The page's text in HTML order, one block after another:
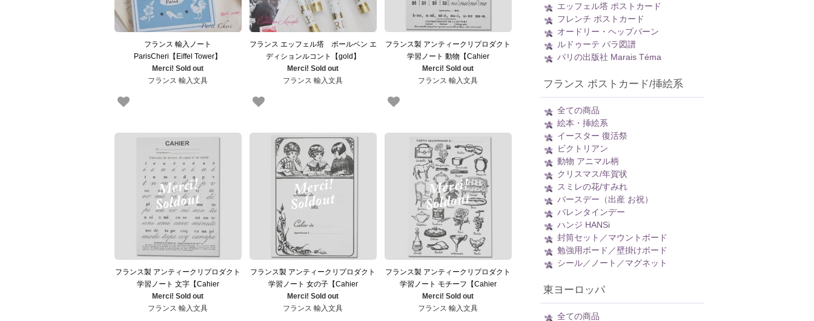
フランス 輸入ノート
ParisCheri【Eiffel Tower】
Merci! Sold out
フランス 輸入文具
フランス エッフェル塔 ボールペン エ
ディションルコント【gold】
Merci! Sold out
フランス 輸入文具
フランス製 アンティークリプロダクト
学習ノート 動物【Cahier
d'exercices】
Merci! Sold out
フランス 輸入文具
フランス製 アンティークリプロダクト
学習ノート 文字【Cahier
d'exercices】
Merci! Sold out
フランス 輸入文具
フランス製 アンティークリプロダクト
学習ノート 女の子【Cahier
d'exercices】
Merci! Sold out
フランス 輸入文具
フランス製 アンティークリプロダクト
学習ノート モチーフ【Cahier
d'exercices】
Merci! Sold out
フランス 輸入文具
エッフェル塔 ポストカード
フレンチ ポストカード
オードリー・ヘップバーン
ルドゥーテ バラ図譜
パリの出版社 Marais Téma
フランス ポストカード/挿絵系
全ての商品
絵本・挿絵系
イースター 復活祭
ビクトリアン
動物 アニマル柄
クリスマス/年賀状
スミレの花/すみれ
バースデー（出産 お祝）
バレンタインデー
ハンジ HANSi
封筒セット／マウントボード
勉強用ボード／壁掛けボード
シール／ノート／マグネット
東ヨーロッパ
全ての商品